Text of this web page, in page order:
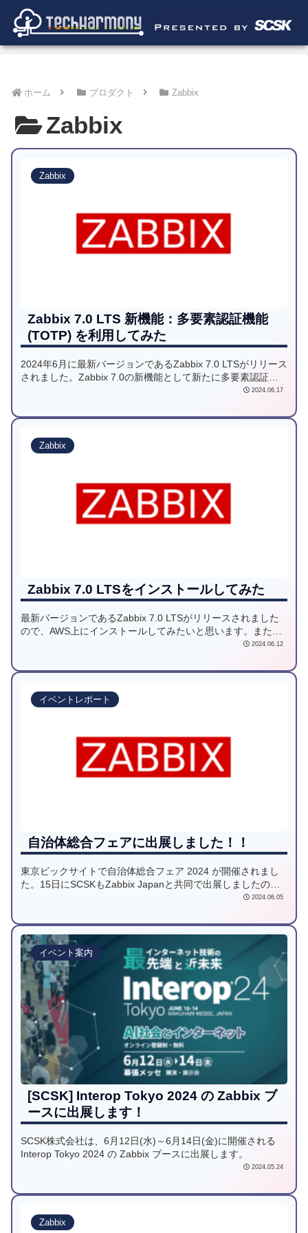
ホーム プロダクト Zabbix
Zabbix
Zabbix
Zabbix 7.0 LTS 新機能：多要素認証機能
(TOTP) を利用してみた
2024年6月に最新バージョンであるZabbix 7.0 LTSがリリース
されました。Zabbix 7.0の新機能として新たに多要素認証が
サポートされましたので、機能の利用方法をご紹介いたしま
2024.06.17
Zabbix
Zabbix 7.0 LTSをインストールしてみた
最新バージョンであるZabbix 7.0 LTSがリリースされました
ので、AWS上にインストールしてみたいと思います。また、
インストールするために必要な手順を本記事にて記載いたし
2024.06.12
イベントレポート
自治体総合フェアに出展しました！！
東京ビックサイトで自治体総合フェア 2024 が開催されまし
た。15日にSCSKもZabbix Japanと共同で出展しましたの
2024.06.05
イベント案内
[SCSK] Interop Tokyo 2024 の Zabbix ブ
ースに出展します！
SCSK株式会社は、6月12日(水)～6月14日(金)に開催される
Interop Tokyo 2024 の Zabbix ブースに出展します。
2024.05.24
Zabbix